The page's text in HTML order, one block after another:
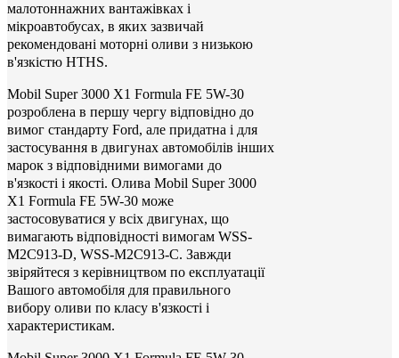
малотоннажних вантажівках і
мікроавтобусах, в яких зазвичай
рекомендовані моторні оливи з низькою
в'язкістю HTHS.
Mobil Super 3000 X1 Formula FE 5W-30
розроблена в першу чергу відповідно до
вимог стандарту Ford, але придатна і для
застосування в двигунах автомобілів інших
марок з відповідними вимогами до
в'язкості і якості. Олива Mobil Super 3000
X1 Formula FE 5W-30 може
застосовуватися у всіх двигунах, що
вимагають відповідності вимогам WSS-
M2C913-D, WSS-M2C913-C. Завжди
звіряйтеся з керівництвом по експлуатації
Вашого автомобіля для правильного
вибору оливи по класу в'язкості і
характеристикам.